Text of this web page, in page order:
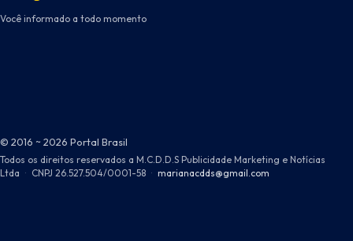
Você informado a todo momento
© 2016 ~ 2026 Portal Brasil
Todos os direitos reservados a M.C.D.D.S Publicidade Marketing e Notícias
Ltda · CNPJ 26.527.504/0001-58 · marianacdds@gmail.com